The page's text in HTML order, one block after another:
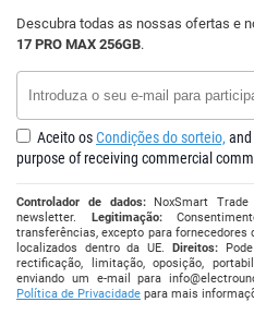
Descubra todas as nossas ofertas e
17 PRO MAX 256GB.
Aceito osCondições do sorteio,
purpose of receiving commercial
Controlador de dados:NoxSmart Trade
newsletter. Legitimação:
transferências, excepto para
localizados dentro da UE. Direitos:Pode
rectificação, limitação, oposição,
enviando um e-mail para
Política de Privacidade para mais